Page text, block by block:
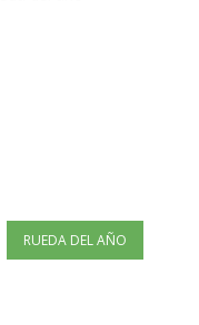
RUEDA DEL AÑO